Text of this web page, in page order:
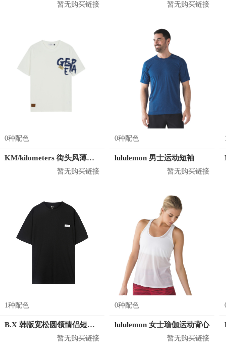
暂无购买链接 暂无购买链接
0种配色
KM/kilometers 街头风薄款印花短袖T恤 男女同款 M2X2108248
暂无购买链接
0种配色
lululemon 男士运动短袖
暂无购买链接
1种配色
B.X 韩版宽松圆领情侣短袖T恤 男女同款 T-6202-002001
暂无购买链接
0种配色
lululemon 女士瑜伽运动背心
暂无购买链接